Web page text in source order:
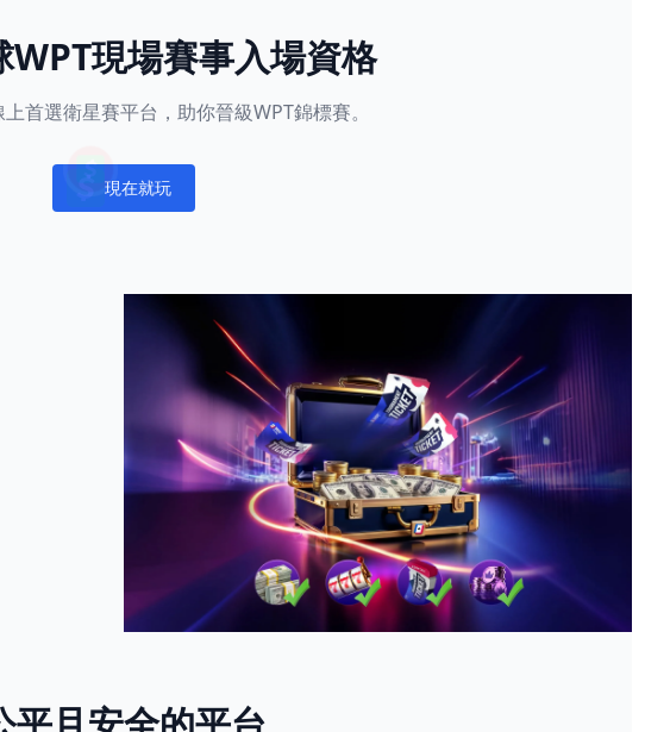
WPT現場賽事入場資格
首選衛星賽平台，助你晉級WPT錦標賽。
Notifications
現在就玩